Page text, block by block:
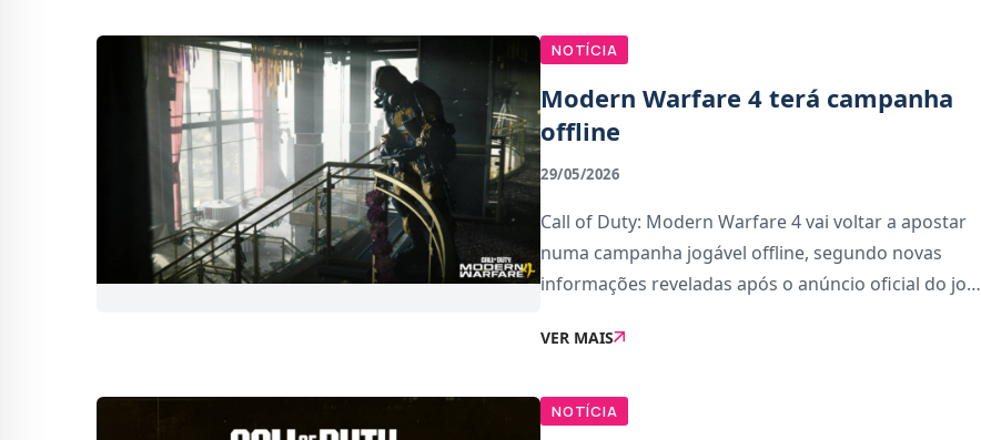
NOTÍCIA
Modern Warfare 4 terá campanha
offline
29/05/2026
Call of Duty: Modern Warfare 4 vai voltar a apostar
numa campanha jogável offline, segundo novas
informações reveladas após o anúncio oficial do jogo
Black Ops 6 e Black Ops 7, a campanha exig
VER MAIS
NOTÍCIA